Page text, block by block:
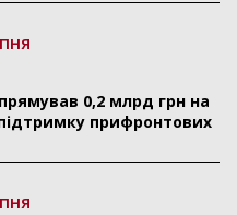
0,2 млрд грн на
прифронтових